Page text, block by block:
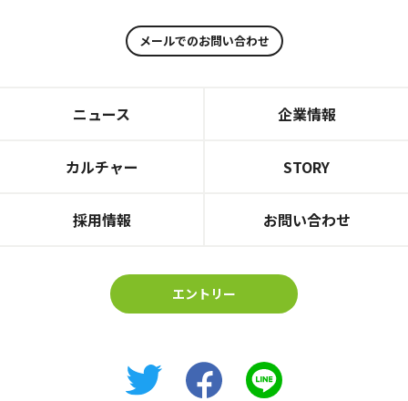
メールでのお問い合わせ
ニュース 企業情報
カルチャー STORY
採用情報 お問い合わせ
エントリー